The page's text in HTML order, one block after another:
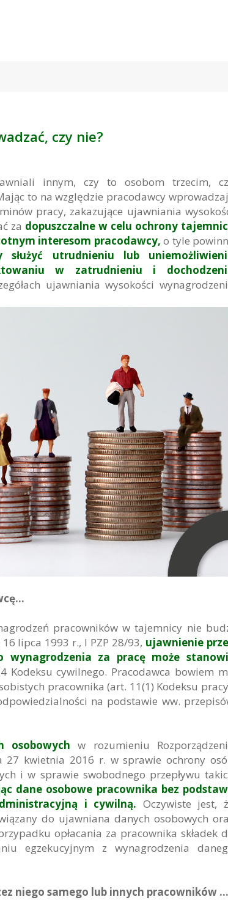
czy nie?
innym, czy to osobom trzecim,
to na względzie pracodawcy
pracy, zakazujące ujawniania
za dopuszczalne w celu ochrony
interesom pracodawcy, o tyle
służyć utrudnieniu lub
w zatrudnieniu i
ujawniania wysokości
pracowników w tajemnicy nie
lipca 1993 r., I PZP 28/93, ujawnienie
wynagrodzenia za pracę może
Kodeksu cywilnego. Pracodawca bowiem
pracownika (art. 11(1) Kodeksu
na podstawie ww.
osobowych w rozumieniu
27 kwietnia 2016 r. w sprawie ochrony
i w sprawie swobodnego przepływu
dane osobowe pracownika bez
i cywilną. Oczywiste jest,
do ujawniana danych osobowych
opłacania za pracownika składek
egzekucyjnym z wynagrodzenia
niego samego lub innych pracowników …